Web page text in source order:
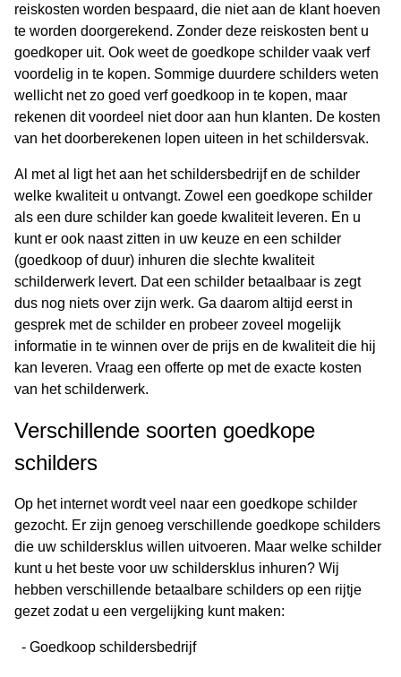
reiskosten worden bespaard, die niet aan de klant hoeven
te worden doorgerekend. Zonder deze reiskosten bent u
goedkoper uit. Ook weet de goedkope schilder vaak verf
voordelig in te kopen. Sommige duurdere schilders weten
wellicht net zo goed verf goedkoop in te kopen, maar
rekenen dit voordeel niet door aan hun klanten. De kosten
van het doorberekenen lopen uiteen in het schildersvak.
Al met al ligt het aan het schildersbedrijf en de schilder
welke kwaliteit u ontvangt. Zowel een goedkope schilder
als een dure schilder kan goede kwaliteit leveren. En u
kunt er ook naast zitten in uw keuze en een schilder
(goedkoop of duur) inhuren die slechte kwaliteit
schilderwerk levert. Dat een schilder betaalbaar is zegt
dus nog niets over zijn werk. Ga daarom altijd eerst in
gesprek met de schilder en probeer zoveel mogelijk
informatie in te winnen over de prijs en de kwaliteit die hij
kan leveren. Vraag een offerte op met de exacte kosten
van het schilderwerk.
Verschillende soorten goedkope
schilders
Op het internet wordt veel naar een goedkope schilder
gezocht. Er zijn genoeg verschillende goedkope schilders
die uw schildersklus willen uitvoeren. Maar welke schilder
kunt u het beste voor uw schildersklus inhuren? Wij
hebben verschillende betaalbare schilders op een rijtje
gezet zodat u een vergelijking kunt maken:
- Goedkoop schildersbedrijf